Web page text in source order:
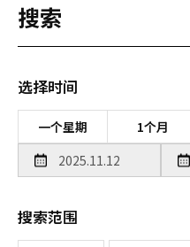
搜索
选择时间
一个星期 1个月
搜索范围